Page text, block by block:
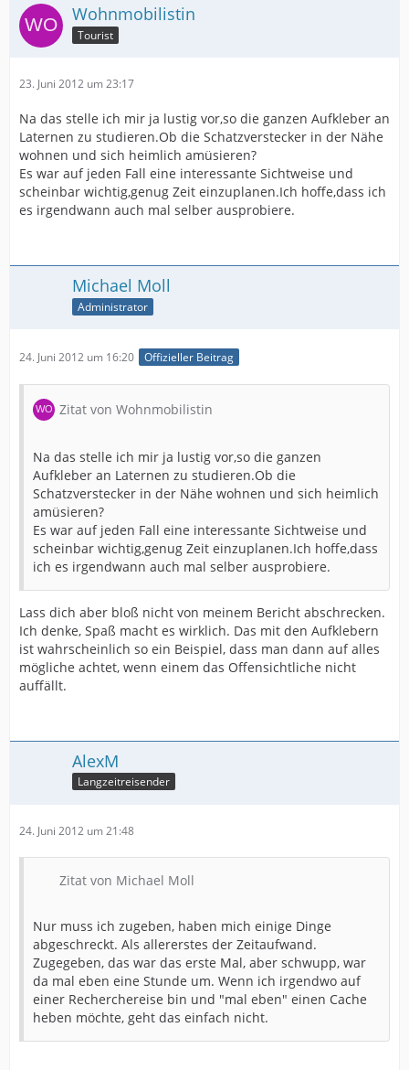
Wohnmobilistin
Tourist
23. Juni 2012 um 23:17
Na das stelle ich mir ja lustig vor,so die ganzen Aufkleber an
Laternen zu studieren.Ob die Schatzverstecker in der Nähe
wohnen und sich heimlich amüsieren?
Es war auf jeden Fall eine interessante Sichtweise und
scheinbar wichtig,genug Zeit einzuplanen.Ich hoffe,dass ich
es irgendwann auch mal selber ausprobiere.
Michael Moll
Administrator
24. Juni 2012 um 16:20 Offizieller Beitrag
Zitat von Wohnmobilistin
Na das stelle ich mir ja lustig vor,so die ganzen
Aufkleber an Laternen zu studieren.Ob die
Schatzverstecker in der Nähe wohnen und sich heimlich
amüsieren?
Es war auf jeden Fall eine interessante Sichtweise und
scheinbar wichtig,genug Zeit einzuplanen.Ich hoffe,dass
ich es irgendwann auch mal selber ausprobiere.
Lass dich aber bloß nicht von meinem Bericht abschrecken.
Ich denke, Spaß macht es wirklich. Das mit den Aufklebern
ist wahrscheinlich so ein Beispiel, dass man dann auf alles
mögliche achtet, wenn einem das Offensichtliche nicht
auffällt.
AlexM
Langzeitreisender
24. Juni 2012 um 21:48
Zitat von Michael Moll
Nur muss ich zugeben, haben mich einige Dinge
abgeschreckt. Als allererstes der Zeitaufwand.
Zugegeben, das war das erste Mal, aber schwupp, war
da mal eben eine Stunde um. Wenn ich irgendwo auf
einer Recherchereise bin und "mal eben" einen Cache
heben möchte, geht das einfach nicht.